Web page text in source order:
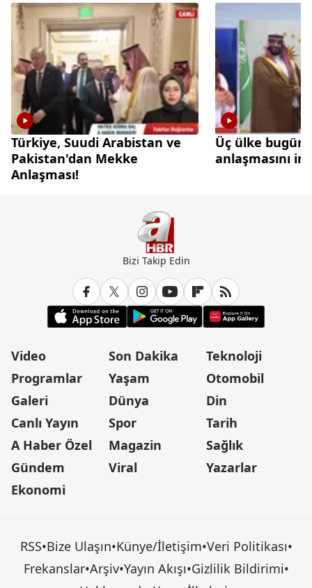
Türkiye, Suudi Arabistan ve
Pakistan'dan Mekke
Anlaşması!
Üç ülke bugün
anlaşmasını
Bizi Takip Edin
Video
Programlar
Galeri
Canlı Yayın
A Haber Özel
Gündem
Ekonomi
Son Dakika
Yaşam
Dünya
Spor
Magazin
Viral
Teknoloji
Otomobil
Din
Tarih
Sağlık
Yazarlar
RSS•Bize Ulaşın•Künye/İletişim•Veri Politikası•
Frekanslar•Arşiv•Yayın Akışı•Gizlilik Bildirimi•